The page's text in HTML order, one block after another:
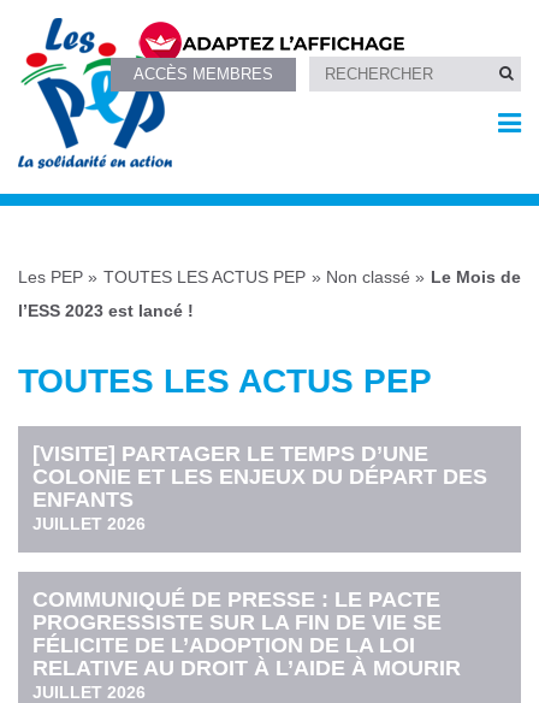
ACCÈS MEMBRES
Les PEP » TOUTES LES ACTUS PEP » Non classé » Le Mois de
l’ESS 2023 est lancé !
TOUTES LES ACTUS PEP
[VISITE] PARTAGER LE TEMPS D’UNE
COLONIE ET LES ENJEUX DU DÉPART DES
ENFANTS
JUILLET 2026
COMMUNIQUÉ DE PRESSE : LE PACTE
PROGRESSISTE SUR LA FIN DE VIE SE
FÉLICITE DE L’ADOPTION DE LA LOI
RELATIVE AU DROIT À L’AIDE À MOURIR
JUILLET 2026